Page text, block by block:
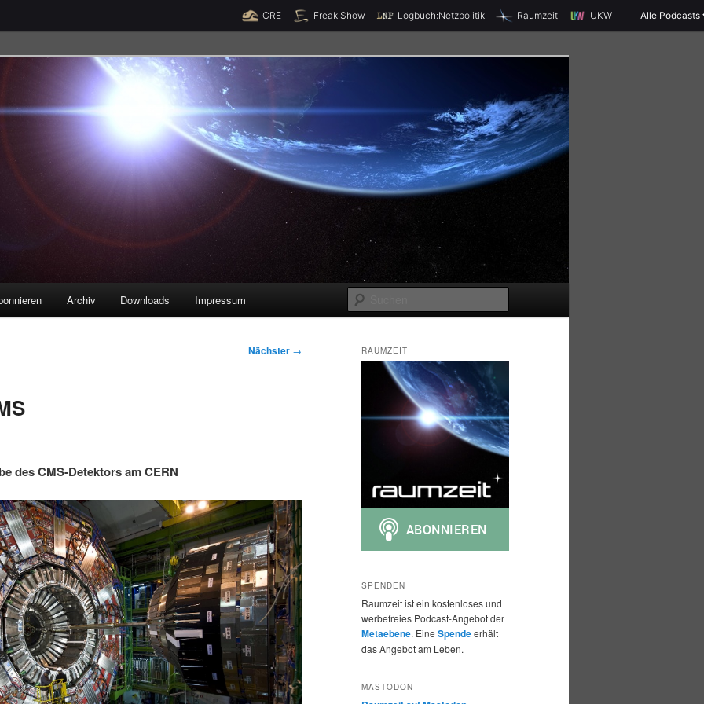
Spende jetzt!
CRE Freak Show Logbuch:Netzpolitik Raumzeit UKW Alle Podcasts
u
Archiv Downloads Impressum
Nächster →
des CMS-Detektors am CERN
RAUMZEIT
SPENDEN
Raumzeit ist ein kostenloses und
werbefreies Podcast-Angebot der
Metaebene. Eine Spendeerhält
das Angebot am Leben.
MASTODON